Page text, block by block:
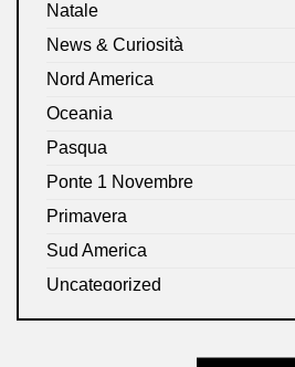
Natale
News & Curiosità
Nord America
Oceania
Pasqua
Ponte 1 Novembre
Primavera
Sud America
Uncategorized